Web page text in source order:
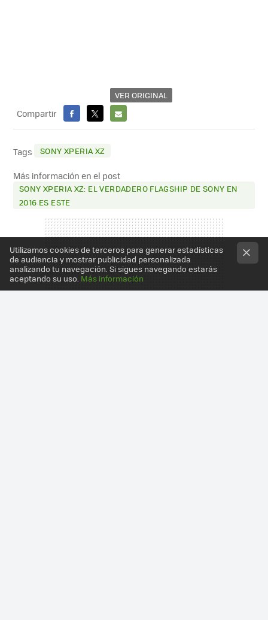
VER ORIGINAL
Compartir
FACEBOOK
X
E-
Tags SONY XPERIA XZ
Más información en el post
SONY XPERIA XZ: EL VERDADERO FLAGSHIP DE SONY EN
2016 ES ESTE
Utilizamos cookies de terceros para generar estadísticas
de audiencia y mostrar publicidad personalizada
analizando tu navegación. Si sigues navegando estarás
aceptando su uso. Más información